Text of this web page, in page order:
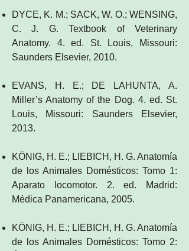
DYCE, K. M.; SACK, W. O.; WENSING,
C. J. G. Textbook of Veterinary
Anatomy. 4. ed. St. Louis, Missouri:
Saunders Elsevier, 2010.
EVANS, H. E.; DE LAHUNTA, A.
Miller’s Anatomy of the Dog. 4. ed. St.
Louis, Missouri: Saunders Elsevier,
2013.
KÖNIG, H. E.; LIEBICH, H. G. Anatomía
de los Animales Domésticos: Tomo 1:
Aparato locomotor. 2. ed. Madrid:
Médica Panamericana, 2005.
KÖNIG, H. E.; LIEBICH, H. G. Anatomía
de los Animales Domésticos: Tomo 2: